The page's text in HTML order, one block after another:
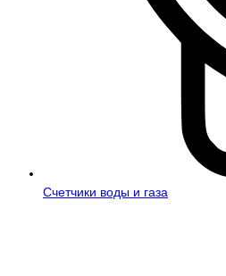
Счетчики воды и газа